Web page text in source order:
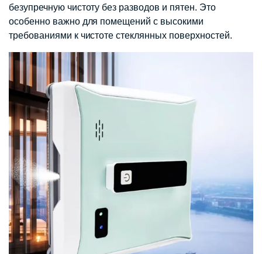
безупречную чистоту без разводов и пятен. Это
особенно важно для помещений с высокими
требованиями к чистоте стеклянных поверхностей.